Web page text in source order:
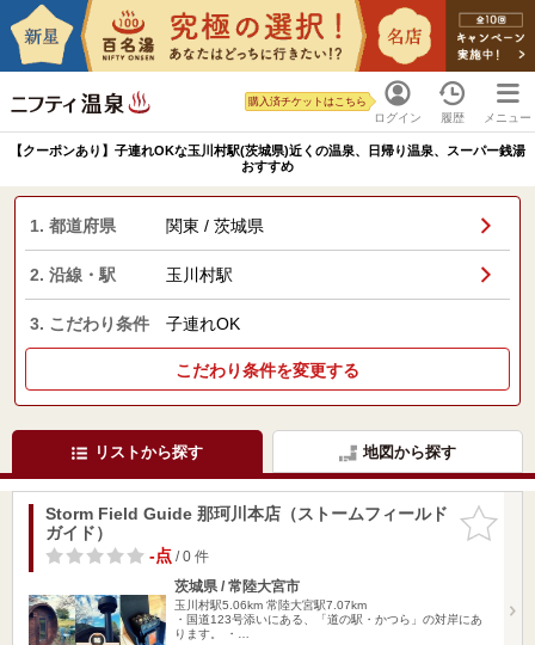
ログイン
購入済チケットはこちら
履歴 メニュー
【クーポンあり】子連れOKな玉川村駅(茨城県)近くの温泉、日帰り温泉、スーパー銭湯
おすすめ
1. 都道府県 関東 / 茨城県
2. 沿線・駅 玉川村駅
3. こだわり条件 子連れOK
こだわり条件を変更する
リストから探す 地図から探す
お気に入
りに追加
Storm Field Guide 那珂川本店（ストームフィールド
ガイド）
-点/ 0 件
茨城県 / 常陸大宮市
玉川村駅5.06km 常陸大宮駅7.07km
・国道123号添いにある、「道の駅・かつら」の対岸にあ
ります。 ・…